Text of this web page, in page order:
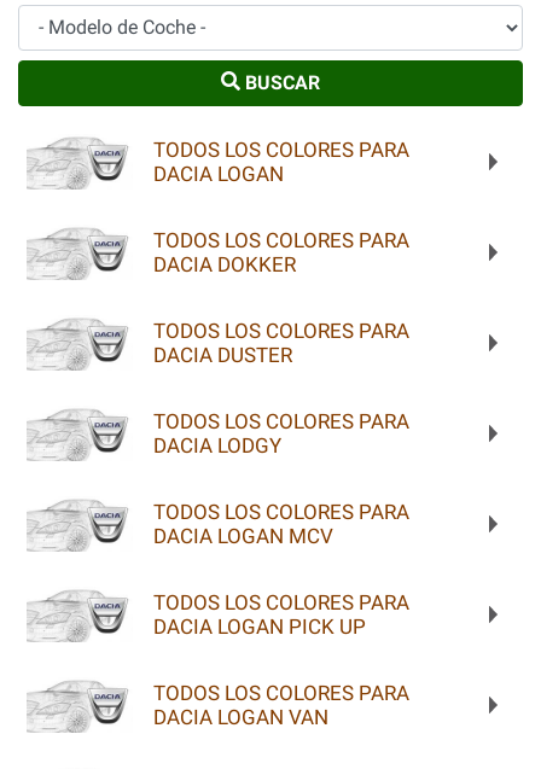
Modelo de Coche
BUSCAR
TODOS LOS COLORES PARA
DACIA LOGAN
TODOS LOS COLORES PARA
DACIA DOKKER
TODOS LOS COLORES PARA
DACIA DUSTER
TODOS LOS COLORES PARA
DACIA LODGY
TODOS LOS COLORES PARA
DACIA LOGAN MCV
TODOS LOS COLORES PARA
DACIA LOGAN PICK UP
TODOS LOS COLORES PARA
DACIA LOGAN VAN